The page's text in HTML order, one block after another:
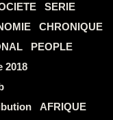
SERIE
CHRONIQUE
PEOPLE
2018
AFRIQUE